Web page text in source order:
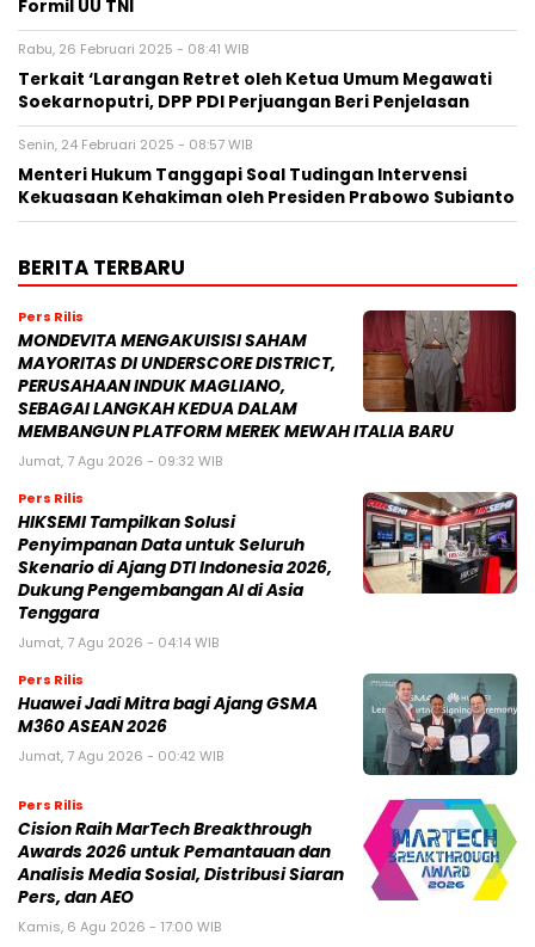
Formil UU TNI
Rabu, 26 Februari 2025 - 08:41 WIB
Terkait ‘Larangan Retret oleh Ketua Umum Megawati
Soekarnoputri, DPP PDI Perjuangan Beri Penjelasan
Senin, 24 Februari 2025 - 08:57 WIB
Menteri Hukum Tanggapi Soal Tudingan Intervensi
Kekuasaan Kehakiman oleh Presiden Prabowo Subianto
BERITA TERBARU
Pers Rilis
MONDEVITA MENGAKUISISI SAHAM
MAYORITAS DI UNDERSCORE DISTRICT,
PERUSAHAAN INDUK MAGLIANO,
SEBAGAI LANGKAH KEDUA DALAM
MEMBANGUN PLATFORM MEREK MEWAH ITALIA BARU
Jumat, 7 Agu 2026 - 09:32 WIB
Pers Rilis
HIKSEMI Tampilkan Solusi
Penyimpanan Data untuk Seluruh
Skenario di Ajang DTI Indonesia 2026,
Dukung Pengembangan AI di Asia
Tenggara
Jumat, 7 Agu 2026 - 04:14 WIB
Pers Rilis
Huawei Jadi Mitra bagi Ajang GSMA
M360 ASEAN 2026
Jumat, 7 Agu 2026 - 00:42 WIB
Pers Rilis
Cision Raih MarTech Breakthrough
Awards 2026 untuk Pemantauan dan
Analisis Media Sosial, Distribusi Siaran
Pers, dan AEO
Kamis, 6 Agu 2026 - 17:00 WIB